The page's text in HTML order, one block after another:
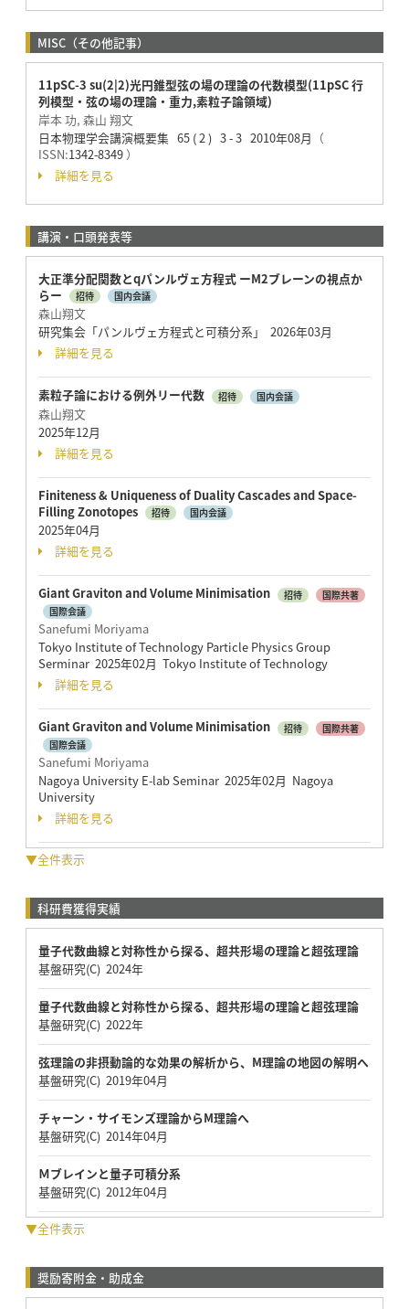
MISC（その他記事）
11pSC-3 su(2|2)光円錐型弦の場の理論の代数模型(11pSC 行
列模型・弦の場の理論・重力,素粒子論領域)
岸本 功, 森山 翔文
日本物理学会講演概要集 65 ( 2 ) 3 - 3 2010年08月 （
ISSN:1342-8349）
詳細を見る
講演・口頭発表等
大正準分配関数とqパンルヴェ方程式 ーM2ブレーンの視点か
らー
招待 国内会議
森山翔文
研究集会「パンルヴェ方程式と可積分系」 2026年03月
詳細を見る
素粒子論における例外リー代数 招待 国内会議
森山翔文
2025年12月
詳細を見る
Finiteness & Uniqueness of Duality Cascades and Space-
Filling Zonotopes
招待 国内会議
2025年04月
詳細を見る
Giant Graviton and Volume Minimisation 招待
国際共著
国際会議
Sanefumi Moriyama
Tokyo Institute of Technology Particle Physics Group
Serminar 2025年02月 Tokyo Institute of Technology
詳細を見る
Giant Graviton and Volume Minimisation 招待
国際共著
国際会議
Sanefumi Moriyama
Nagoya University E-lab Seminar 2025年02月 Nagoya
University
詳細を見る
▼全件表示
科研費獲得実績
量子代数曲線と対称性から探る、超共形場の理論と超弦理論
基盤研究(C) 2024年
量子代数曲線と対称性から探る、超共形場の理論と超弦理論
基盤研究(C) 2022年
弦理論の非摂動論的な効果の解析から、M理論の地図の解明へ
基盤研究(C) 2019年04月
チャーン・サイモンズ理論からM理論へ
基盤研究(C) 2014年04月
Ｍブレインと量子可積分系
基盤研究(C) 2012年04月
▼全件表示
奨励寄附金・助成金